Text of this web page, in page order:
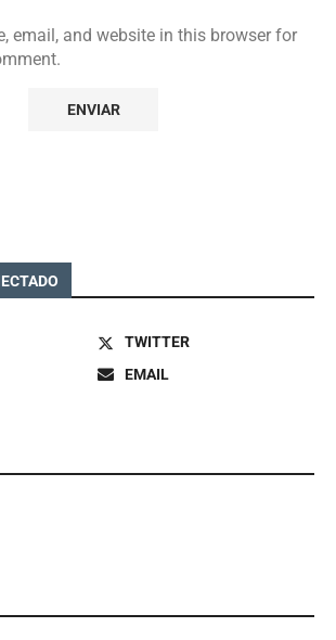
email, and website in this browser for
TWITTER
EMAIL